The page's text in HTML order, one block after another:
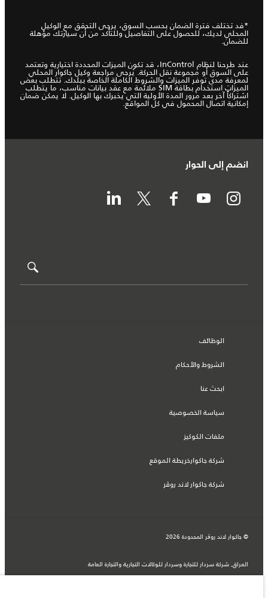
*فد تختلف فترة الضمان بحسب السوق، يرجى التحقق مع الوكيل
المحلي لديك، للحصول على التفاصيل وللتأكد من أن سيارتك مؤهلة
للضمان.
عند طرحنا لنظام InControl، قد تكون الميزات المحددة اختيارية وتعتمد
على السوق أو مجموعة نقل الحركة. يُرجى مراجعة وكيل جاكوار المحلي
لمعرفة مدى توفر الميزات والشروط الكاملة الخاصة ببلدك. تتطلب بعض
الميزات استخدام بطاقة SIM ملائمة مع عقد بيانات مناسب، ما يتطلب
اشتراكاً آخر بعد مرور المدة الأولية التي يخبرك بها الوكيل. لا يمكن ضمان
إمكانية اتصال المحمول في كل المواقع.
انضم إلى الحوار
الوظائف
الشروط والأحكام
ابحث عنا
سياسة الخصوصية
ملفات الكوكيز
شركة جاكوارخريطة الموقع
شركة جاكوار لاند روڤر
© جاكوار لاند روڨر المحدودة 2026
العراق, شركة سردار للتجارة وسردار للوكالات التجارية والتجارة العامة